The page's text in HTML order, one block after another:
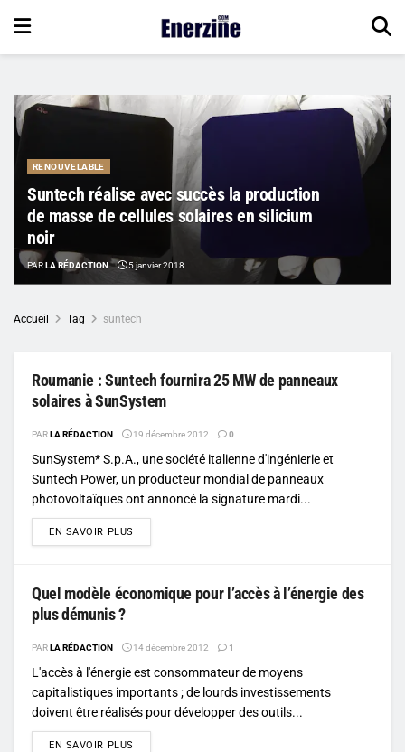
RENOUVELABLE
Suntech réalise avec succès la production
de masse de cellules solaires en silicium
noir
PARLA RÉDACTION 5 janvier 2018
Accueil Tag suntech
Roumanie : Suntech fournira 25 MW de panneaux
solaires à SunSystem
PARLA RÉDACTION 19 décembre 2012 0
SunSystem* S.p.A., une société italienne d'ingénierie et
Suntech Power, un producteur mondial de panneaux
photovoltaïques ont annoncé la signature mardi...
EN SAVOIR PLUS
Quel modèle économique pour l’accès à l’énergie des
plus démunis ?
PARLA RÉDACTION 14 décembre 2012 1
L'accès à l'énergie est consommateur de moyens
capitalistiques importants ; de lourds investissements
doivent être réalisés pour développer des outils...
EN SAVOIR PLUS